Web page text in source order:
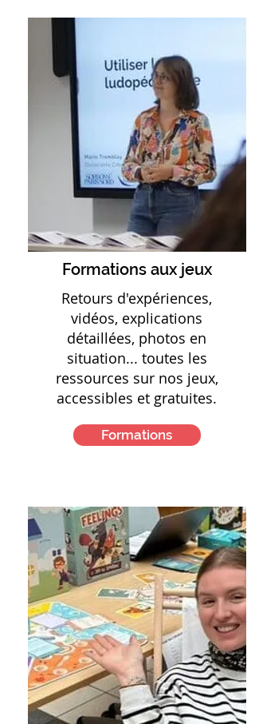
Formations aux jeux
Retours d'expériences,
vidéos, explications
détaillées, photos en
situation... toutes les
ressources sur nos jeux,
accessibles et gratuites.
Formations